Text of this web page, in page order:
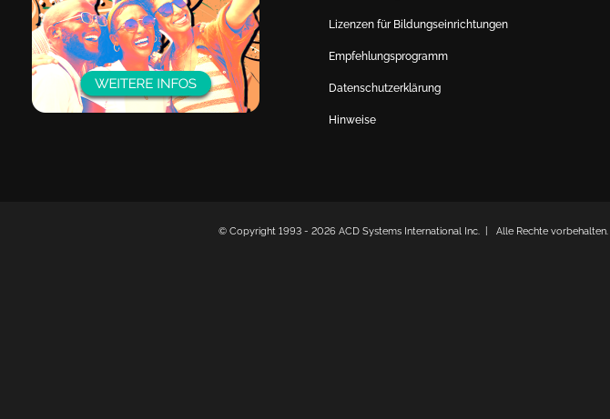
Lizenzen für Bildungseinrichtungen
Empfehlungsprogramm
Datenschutzerklärung
Hinweise
© Copyright 1993 - 2026 ACD Systems International Inc. | Alle Rechte